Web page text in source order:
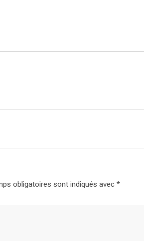
obligatoires sont indiqués avec *